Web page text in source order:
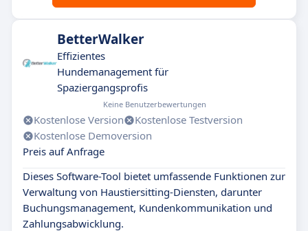
BetterWalker
Effizientes
Hundemanagement für
Spaziergangsprofis
Keine Benutzerbewertungen
Kostenlose Version
Kostenlose Testversion
Kostenlose Demoversion
Preis auf Anfrage
Dieses Software-Tool bietet umfassende Funktionen zur
Verwaltung von Haustiersitting-Diensten, darunter
Buchungsmanagement, Kundenkommunikation und
Zahlungsabwicklung.